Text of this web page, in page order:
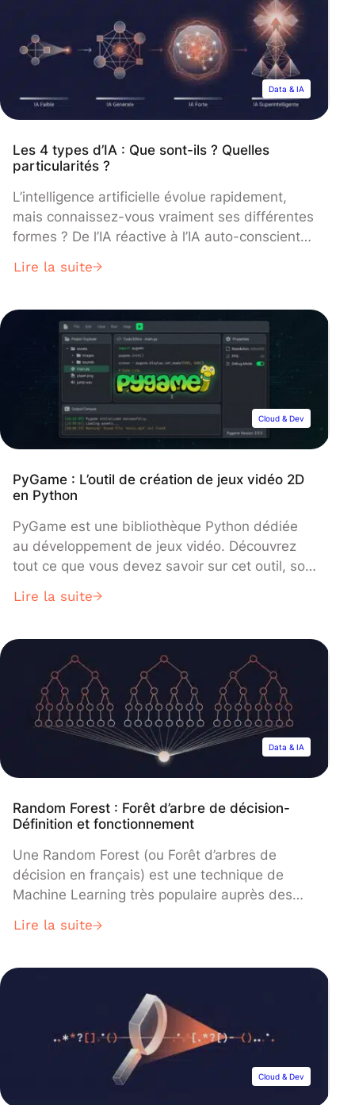
Data & IA
Les 4 types d’IA : Que sont-ils ? Quelles
particularités ?
L’intelligence artificielle évolue rapidement,
mais connaissez-vous vraiment ses différentes
formes ? De l’IA réactive à l’IA auto-consciente,
uniques qui transforment notre quotidien.
artificielle, leurs applications concrètes et leurs
différences essentielles. Qu’est-ce que
l’intelligence artificielle (IA) ? Définition de
l’intelligence artificielle L’intelligence artificielle
Lire la suite
Cloud & Dev
PyGame : L’outil de création de jeux vidéo 2D
en Python
PyGame est une bibliothèque Python dédiée
au développement de jeux vidéo. Découvrez
tout ce que vous devez savoir sur cet outil, son
inconvénients, et sur les formations pour
excellente façon de se divertir et de s’amuser.
Toutefois, le processus de conception et
programmation […]
Lire la suite
Data & IA
Random Forest : Forêt d’arbre de décision-
Définition et fonctionnement
Une Random Forest (ou Forêt d’arbres de
décision en français) est une technique de
Machine Learning très populaire auprès des
nombreux avantages comparé aux autres
à interpréter, stable, qui présente en général de
bonnes accuracies et qui peut être […]
Lire la suite
Cloud & Dev